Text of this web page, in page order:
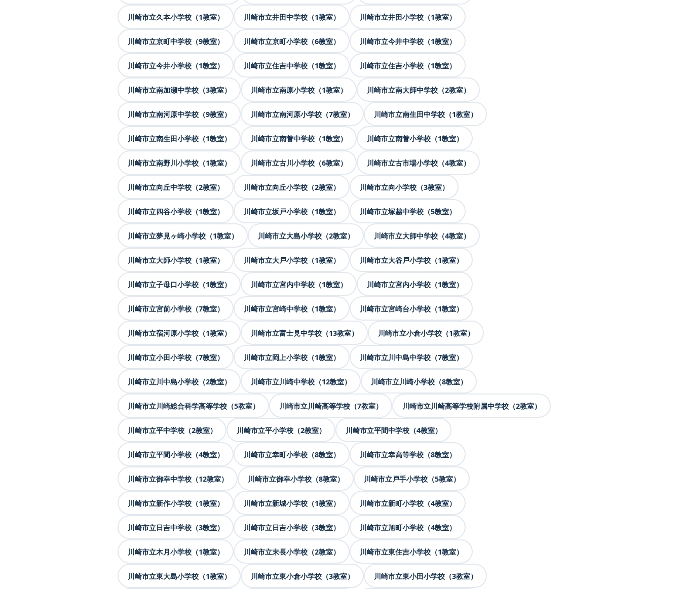
川崎市立久本小学校（1教室） 川崎市立井田中学校（1教室） 川崎市立井田小学校（1教室）
川崎市立京町中学校（9教室） 川崎市立京町小学校（6教室） 川崎市立今井中学校（1教室）
川崎市立今井小学校（1教室） 川崎市立住吉中学校（1教室） 川崎市立住吉小学校（1教室）
川崎市立南加瀬中学校（3教室） 川崎市立南原小学校（1教室） 川崎市立南大師中学校（2教室）
川崎市立南河原中学校（9教室） 川崎市立南河原小学校（7教室） 川崎市立南生田中学校（1教室）
川崎市立南生田小学校（1教室） 川崎市立南菅中学校（1教室） 川崎市立南菅小学校（1教室）
川崎市立南野川小学校（1教室） 川崎市立古川小学校（6教室） 川崎市立古市場小学校（4教室）
川崎市立向丘中学校（2教室） 川崎市立向丘小学校（2教室） 川崎市立向小学校（3教室）
川崎市立四谷小学校（1教室） 川崎市立坂戸小学校（1教室） 川崎市立塚越中学校（5教室）
川崎市立夢見ヶ崎小学校（1教室） 川崎市立大島小学校（2教室） 川崎市立大師中学校（4教室）
川崎市立大師小学校（1教室） 川崎市立大戸小学校（1教室） 川崎市立大谷戸小学校（1教室）
川崎市立子母口小学校（1教室） 川崎市立宮内中学校（1教室） 川崎市立宮内小学校（1教室）
川崎市立宮前小学校（7教室） 川崎市立宮崎中学校（1教室） 川崎市立宮崎台小学校（1教室）
川崎市立宿河原小学校（1教室） 川崎市立富士見中学校（13教室） 川崎市立小倉小学校（1教室）
川崎市立小田小学校（7教室） 川崎市立岡上小学校（1教室） 川崎市立川中島中学校（7教室）
川崎市立川中島小学校（2教室） 川崎市立川崎中学校（12教室） 川崎市立川崎小学校（8教室）
川崎市立川崎総合科学高等学校（5教室） 川崎市立川崎高等学校（7教室） 川崎市立川崎高等学校附属中学校（2教室）
川崎市立平中学校（2教室） 川崎市立平小学校（2教室） 川崎市立平間中学校（4教室）
川崎市立平間小学校（4教室） 川崎市立幸町小学校（8教室） 川崎市立幸高等学校（8教室）
川崎市立御幸中学校（12教室） 川崎市立御幸小学校（8教室） 川崎市立戸手小学校（5教室）
川崎市立新作小学校（1教室） 川崎市立新城小学校（1教室） 川崎市立新町小学校（4教室）
川崎市立日吉中学校（3教室） 川崎市立日吉小学校（3教室） 川崎市立旭町小学校（4教室）
川崎市立木月小学校（1教室） 川崎市立末長小学校（2教室） 川崎市立東住吉小学校（1教室）
川崎市立東大島小学校（1教室） 川崎市立東小倉小学校（3教室） 川崎市立東小田小学校（3教室）